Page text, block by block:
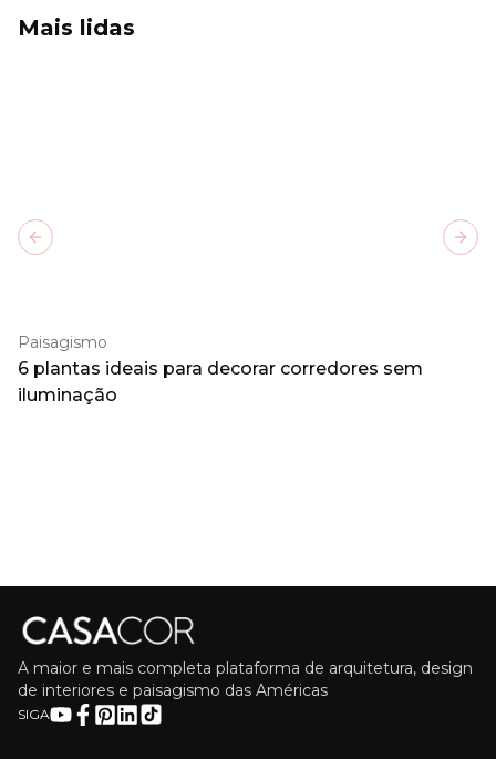
Mais lidas
Paisagismo
6 plantas ideais para decorar corredores sem
iluminação
Previous slide
A maior e mais completa plataforma de arquitetura, design
de interiores e paisagismo das Américas
SIGA